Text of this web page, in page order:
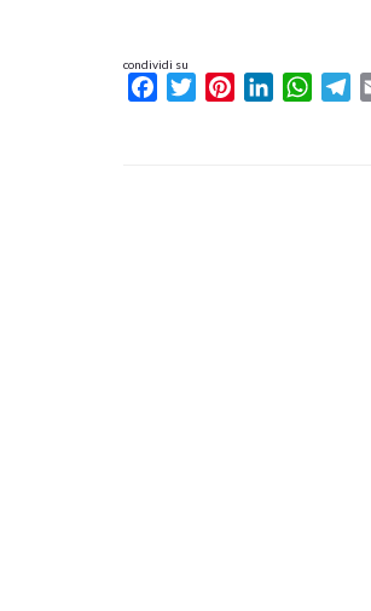
condividi su
FacebookTwitterPinterestLinkedIn